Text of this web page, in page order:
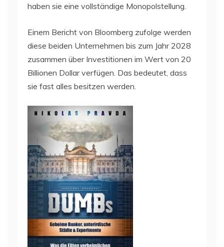
haben sie eine vollständige Monopolstellung.
Einem Bericht von Bloomberg zufolge werden
diese beiden Unternehmen bis zum Jahr 2028
zusammen über Investitionen im Wert von 20
Billionen Dollar verfügen. Das bedeutet, dass
sie fast alles besitzen werden.